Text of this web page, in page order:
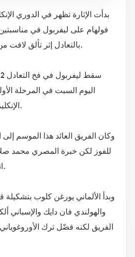
بدأت الإثارة تظهر في الدوري
فولهام على ليفربول في
بالتعادل إثر تألق لافت من المصري محمد صلاح.
اليوم السبت في المرحلة
الإنكليزي الممتاز لكرة القدم.
وكان الفريق العائد هذا الموسم
للفوز لكن خبرة المصري محمد
انتهاء المواجهة بالتعادل.
وبدأ الألماني يورغن كلوب
والهولندي فان دايك والإسباني
الفريق لكنه فضّل ترك